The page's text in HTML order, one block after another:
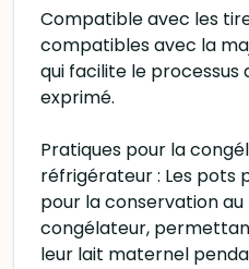
Compatible avec les
compatibles avec la
qui facilite le
exprimé.
Pratiques pour la
réfrigérateur : Les pots
pour la conservation
congélateur,
leur lait maternel